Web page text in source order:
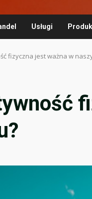
Usługi
fizyczna jest ważna w